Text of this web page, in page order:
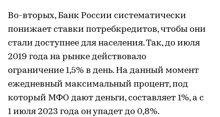
Во-вторых, Банк России систематически
понижает ставки потребкредитов, чтобы они
стали доступнее для населения. Так, до июля
2019 года на рынке действовало
ограничение 1,5% в день. На данный момент
ежедневный максимальный процент, под
который МФО дают деньги, составляет 1%, а с
1 июля 2023 года он упадет до 0,8%.